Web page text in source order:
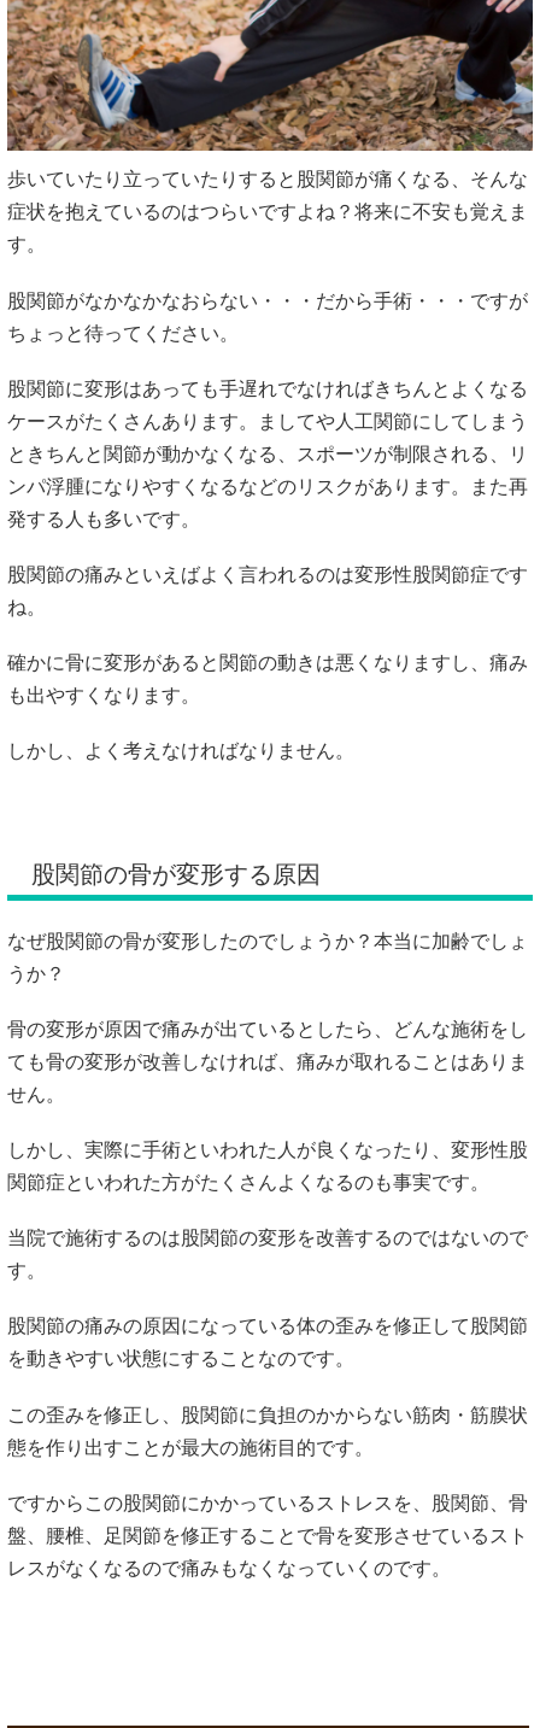
歩いていたり立っていたりすると股関節が痛くなる、そんな
症状を抱えているのはつらいですよね？将来に不安も覚えま
す。
股関節がなかなかなおらない・・・だから手術・・・ですが
ちょっと待ってください。
股関節に変形はあっても手遅れでなければきちんとよくなる
ケースがたくさんあります。ましてや人工関節にしてしまう
ときちんと関節が動かなくなる、スポーツが制限される、リ
ンパ浮腫になりやすくなるなどのリスクがあります。また再
発する人も多いです。
股関節の痛みといえばよく言われるのは変形性股関節症です
ね。
確かに骨に変形があると関節の動きは悪くなりますし、痛み
も出やすくなります。
しかし、よく考えなければなりません。
股関節の骨が変形する原因
なぜ股関節の骨が変形したのでしょうか？本当に加齢でしょ
うか？
骨の変形が原因で痛みが出ているとしたら、どんな施術をし
ても骨の変形が改善しなければ、痛みが取れることはありま
せん。
しかし、実際に手術といわれた人が良くなったり、変形性股
関節症といわれた方がたくさんよくなるのも事実です。
当院で施術するのは股関節の変形を改善するのではないので
す。
股関節の痛みの原因になっている体の歪みを修正して股関節
を動きやすい状態にすることなのです。
この歪みを修正し、股関節に負担のかからない筋肉・筋膜状
態を作り出すことが最大の施術目的です。
ですからこの股関節にかかっているストレスを、股関節、骨
盤、腰椎、足関節を修正することで骨を変形させているスト
レスがなくなるので痛みもなくなっていくのです。